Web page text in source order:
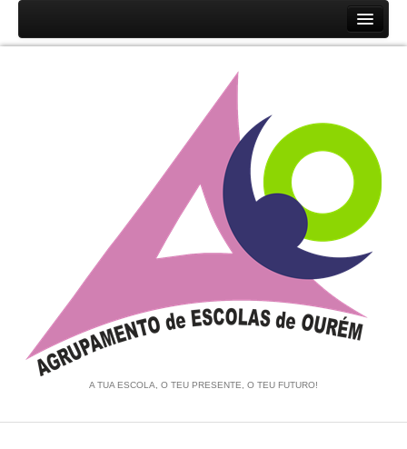
Unidades Orgânicas
Documentos
Associação de Pais e EE
Equipa de Autoavaliação
Notícias
A TUA ESCOLA, O TEU PRESENTE, O TEU FUTURO!